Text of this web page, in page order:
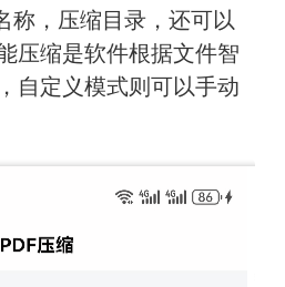
称，压缩目录，还可以
压缩是软件根据文件智
自定义模式则可以手动